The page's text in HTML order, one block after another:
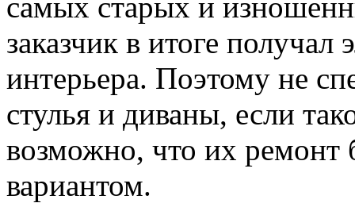
заказчик в итоге получал
интерьера. Поэтому не
стулья и диваны, если
возможно, что их ремонт
вариантом.